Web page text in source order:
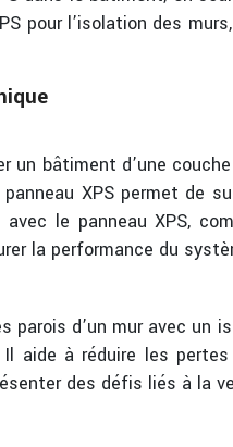
pour l’isolation des
un bâtiment d’une
XPS permet
le panneau XPS,
la performance du
parois d’un mur avec
à réduire les
des défis liés à la